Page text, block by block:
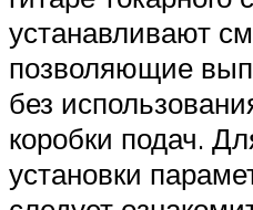
устанавливают
позволяющие
без
коробки подач.
установки